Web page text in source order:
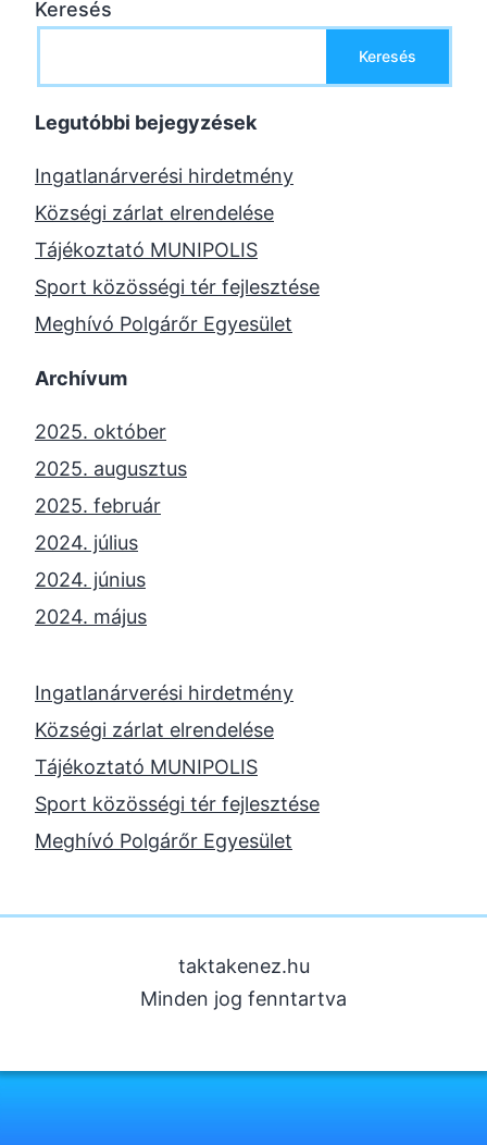
Keresés
Keresés
Legutóbbi bejegyzések
Ingatlanárverési hirdetmény
Községi zárlat elrendelése
Tájékoztató MUNIPOLIS
Sport közösségi tér fejlesztése
Meghívó Polgárőr Egyesület
Archívum
2025. október
2025. augusztus
2025. február
2024. július
2024. június
2024. május
2023. november
2023. október
2023. szeptember
2023. június
2023. február
2022. november
2022. május
Ingatlanárverési hirdetmény
Községi zárlat elrendelése
Tájékoztató MUNIPOLIS
Sport közösségi tér fejlesztése
Meghívó Polgárőr Egyesület
taktakenez.hu
Minden jog fenntartva